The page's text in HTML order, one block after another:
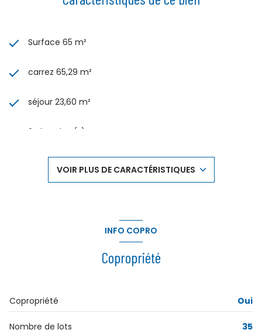
Surface 65 m²
carrez 65,29 m²
séjour 23,60 m²
2 chambre(s)
1 salle(s) de bain
cuisine séparée (semi-équipée)
Chauffage individuel : radiateur (gaz de ville)
3 niveau(x)
VOIR PLUS DE CARACTÉRISTIQUES
INFO COPRO
Copropriété
Copropriété Oui
Nombre de lots 35